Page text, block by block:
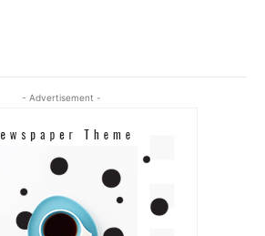
- Advertisement -